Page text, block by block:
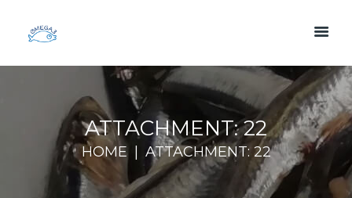
ATTACHMENT: 22
HOME ATTACHMENT: 22